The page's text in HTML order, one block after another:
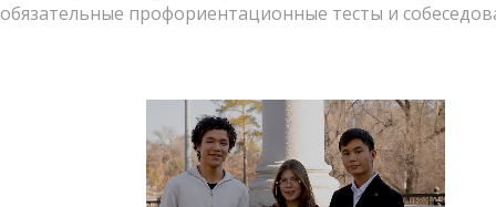
обязательные профориентационные тесты и